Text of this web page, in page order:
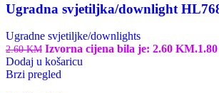
Ugradna svjetiljka/downlight
Ugradne svjetiljke/downlights
2.60KM Izvorna cijena bila je: 2.60 KM.1.80
Dodaj u košaricu
Brzi pregled